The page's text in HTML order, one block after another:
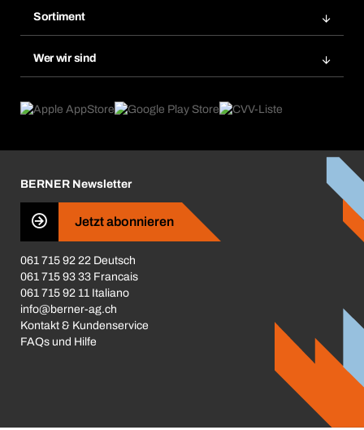
Merklisten
Nachbestellung
Dauerauftrag
Gefahrenstoffdatenbank
eProcurement
Produktfinder
Sortiment
Wer wir sind
Was uns antreibt
Business Conduct
BERNER Newsletter
Jetzt abonnieren
061 715 92 22 Deutsch
061 715 93 33 Francais
061 715 92 11 Italiano
info@berner-ag.ch
Kontakt & Kundenservice
FAQs und Hilfe